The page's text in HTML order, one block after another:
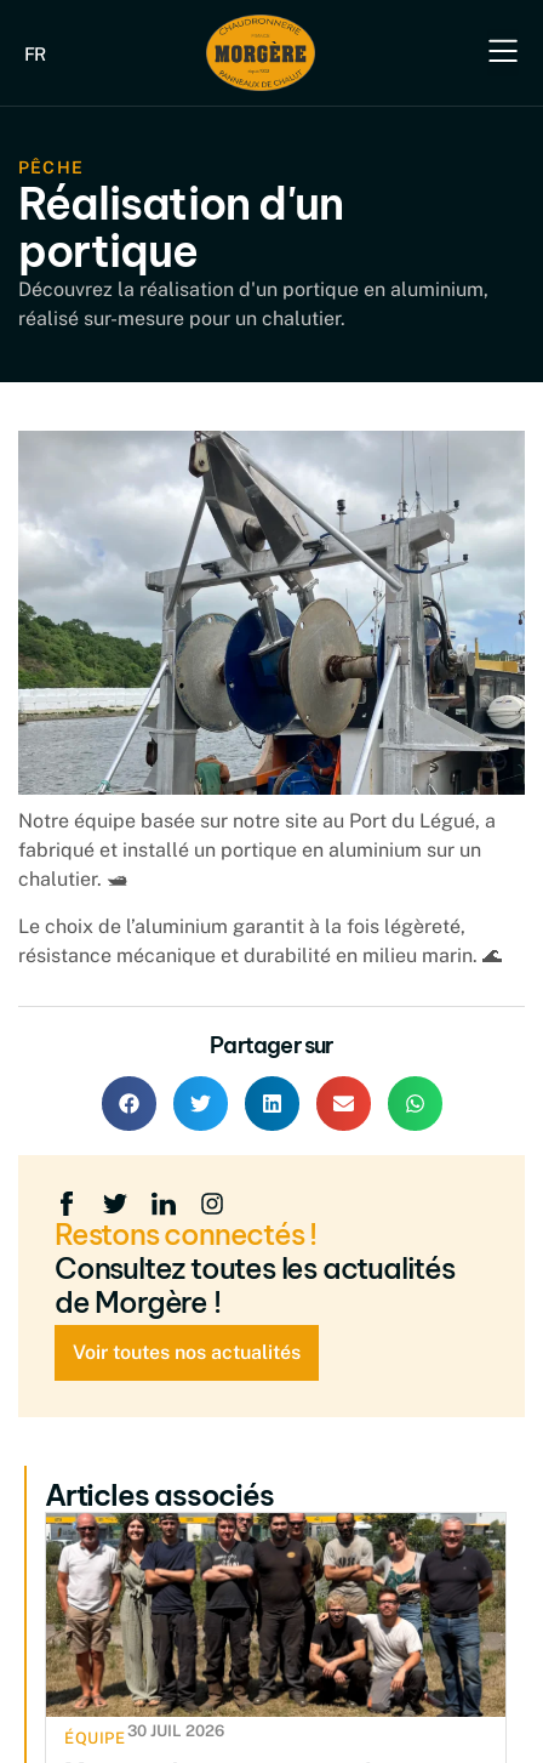
FR
PÊCHE
Réalisation d'un
portique
Découvrez la réalisation d'un portique en aluminium,
réalisé sur-mesure pour un chalutier.
Notre équipe basée sur notre site au Port du Légué, a
fabriqué et installé un portique en aluminium sur un
chalutier. 🛥️
Le choix de l’aluminium garantit à la fois légèreté,
résistance mécanique et durabilité en milieu marin. 🌊
Partager sur
Restons connectés !
Consultez toutes les actualités
de Morgère !
Voir toutes nos actualités
Articles associés
ÉQUIPE30 JUIL 2026